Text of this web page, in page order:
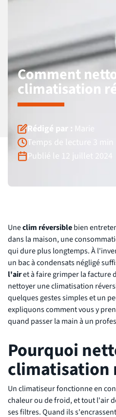
Comment
climatisation
Rédigé par : Marie
Temps de lecture 3 min
Publié le 12 juillet 2024
Uneclim réversiblebien
dans la maison, une
qui dure plus longtemps. À
un bac à condensats négligé
l'airet à faire grimper la facture
nettoyer une climatisation
quelques gestes simples et un
expliquons comment vous y
quand passer la main à un
Pourquoi
climatisation
Un climatiseur fonctionne en
chaleur ou de froid, et tout l'air
ses filtres. Quand ils